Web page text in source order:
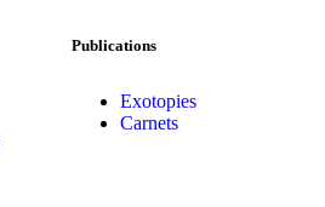
Publications
Exotopies
Carnets